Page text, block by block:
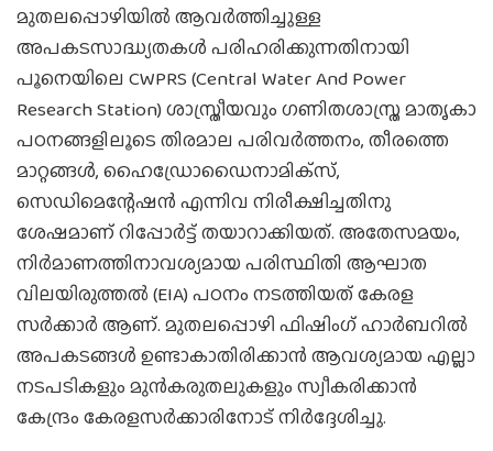
മുതലപ്പൊഴിയില്‍ ആവര്‍ത്തിച്ചുള്ള
അപകടസാദ്ധ്യതകള്‍ പരിഹരിക്കുന്നതിനായി
പൂനെയിലെ CWPRS (Central Water And Power
Research Station) ശാസ്ത്രീയവും ഗണിതശാസ്ത്ര മാതൃകാ
പഠനങ്ങളിലൂടെ തിരമാല പരിവര്‍ത്തനം, തീരത്തെ
മാറ്റങ്ങള്‍, ഹൈഡ്രോഡൈനാമിക്‌സ്,
സെഡിമെന്റേഷന്‍ എന്നിവ നിരീക്ഷിച്ചതിനു
ശേഷമാണ് റിപ്പോര്‍ട്ട് തയാറാക്കിയത്. അതേസമയം,
നിര്‍മാണത്തിനാവശ്യമായ പരിസ്ഥിതി ആഘാത
വിലയിരുത്തല്‍ (EIA) പഠനം നടത്തിയത് കേരള
സര്‍ക്കാര്‍ ആണ്. മുതലപ്പൊഴി ഫിഷിംഗ് ഹാര്‍ബറില്‍
അപകടങ്ങള്‍ ഉണ്ടാകാതിരിക്കാന്‍ ആവശ്യമായ എല്ലാ
നടപടികളും മുന്‍കരുതലുകളും സ്വീകരിക്കാന്‍
കേന്ദ്രം കേരളസര്‍ക്കാരിനോട് നിര്‍ദ്ദേശിച്ചു.